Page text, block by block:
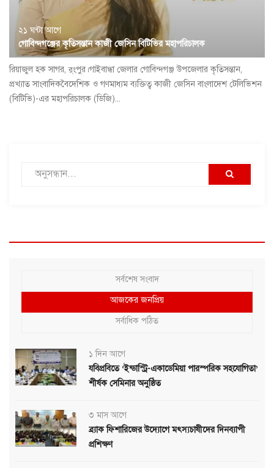
২১ ঘন্টা আগে
গোবিন্দগঞ্জের কৃতিসন্তান কাজী জেসিন বিটিভির মহাপরিচালক
রিয়াজুল হক সাগর, র্ংপুর।গাইবান্ধা জেলার গোবিন্দগঞ্জ উপজেলার কৃতিসন্তান,
প্রখ্যাত সাংবাদিকবৈদেশিক ও গণমাধ্যম ব্যক্তিত্ব কাজী জেসিন বাংলাদেশ টেলিভিশন
(বিটিভি)-এর মহাপরিচালক (ডিজি)...
সর্বশেষ সংবাদ
আজকের জনপ্রিয়
সর্বাধিক পঠিত
১ দিন আগে
যবিপ্রবিতে ‘ইন্ডাস্ট্রি-একাডেমিয়া পারস্পরিক সহযোগিতা’
শীর্ষক সেমিনার অনুষ্ঠিত
৩ মাস আগে
ব্র্যাক ফিশারিজের উদ্যোগে মৎস্যচাষীদের দিনব্যাপী
প্রশিক্ষণ